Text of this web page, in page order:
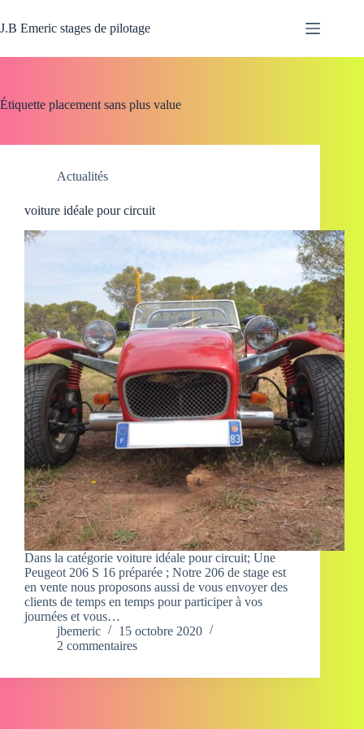
au
contenu
J.B Emeric stages de pilotage
Étiquette placement sans plus value
Actualités
voiture idéale pour circuit
Dans la catégorie voiture idéale pour circuit; Une
Peugeot 206 S 16 préparée ; Notre 206 de stage est
en vente nous proposons aussi de vous envoyer des
clients de temps en temps pour participer à vos
journées et vous…
jbemeric
15 octobre 2020
2 commentaires